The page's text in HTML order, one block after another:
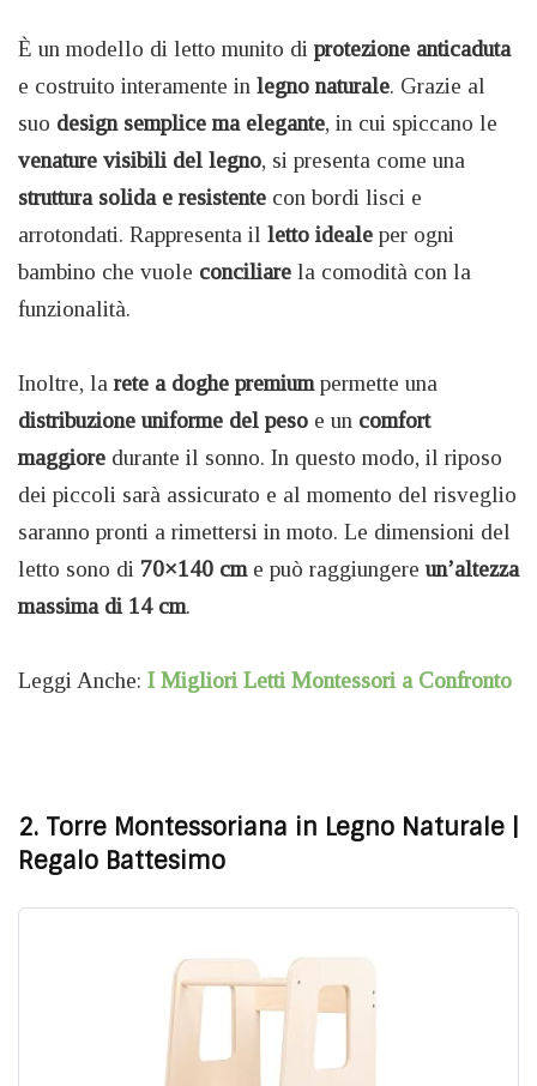
È un modello di letto munito di protezione anticaduta
e costruito interamente in legno naturale. Grazie al
suo design semplice ma elegante, in cui spiccano le
venature visibili del legno, si presenta come una
struttura solida e resistente con bordi lisci e
arrotondati. Rappresenta il letto ideale per ogni
bambino che vuole conciliare la comodità con la
funzionalità.
Inoltre, la rete a doghe premiumpermette una
distribuzione uniforme del peso e un comfort
maggiore durante il sonno. In questo modo, il riposo
dei piccoli sarà assicurato e al momento del risveglio
saranno pronti a rimettersi in moto. Le dimensioni del
letto sono di 70×140 cme può raggiungere un’altezza
massima di 14 cm.
Leggi Anche: I Migliori Letti Montessori a Confronto
2. Torre Montessoriana in Legno Naturale
Regalo Battesimo